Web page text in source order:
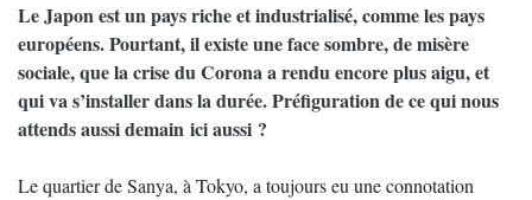
Le Japon est un pays riche et industrialisé, comme les pays
européens. Pourtant, il existe une face sombre, de misère
sociale, que la crise du Corona a rendu encore plus aigu, et
qui va s’installer dans la durée. Préfiguration de ce qui nous
attends aussi demain ici aussi ?
Le quartier de Sanya, à Tokyo, a toujours eu une connotation